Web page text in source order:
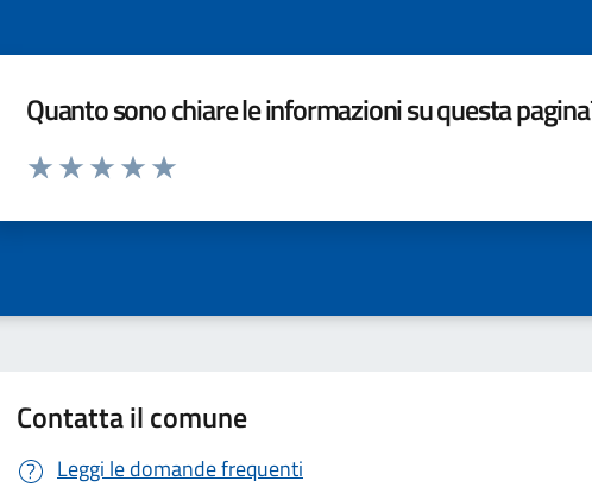
Quanto sono chiare le informazioni su questa
Valuta da 1 a 5 stelle la pagina
Contatta il comune
Leggi le domande frequenti